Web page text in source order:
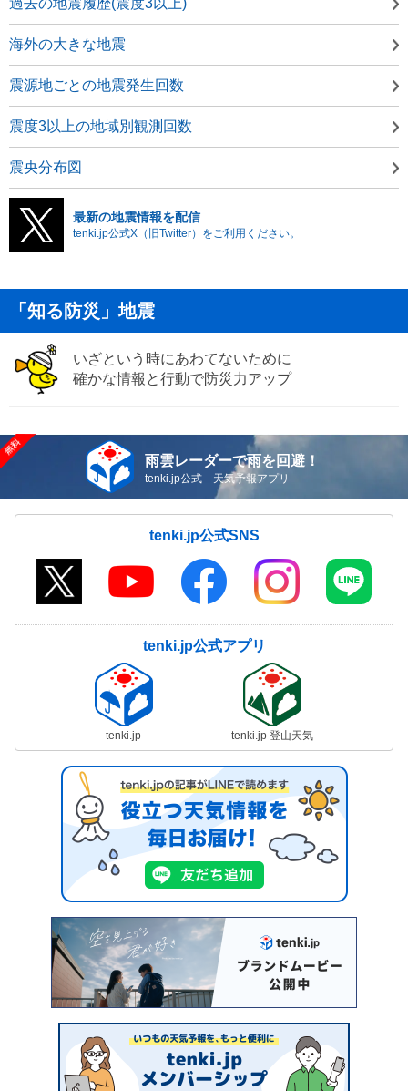
海外の大きな地震
震源地ごとの地震発生回数
震度3以上の地域別観測回数
震央分布図
最新の地震情報を配信
tenki.jp公式X（旧Twitter）をご利用ください。
「知る防災」地震
いざという時にあわてないために
確かな情報と行動で防災力アップ
雨雲レーダーで雨を回避！
tenki.jp公式 天気予報アプリ
tenki.jp公式SNS
tenki.jp公式アプリ
tenki.jp tenki.jp 登山天気